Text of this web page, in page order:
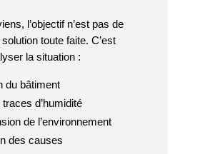
l’objectif n’est pas de
toute faite. C’est
la situation :
du bâtiment
d’humidité
de l’environnement
des causes